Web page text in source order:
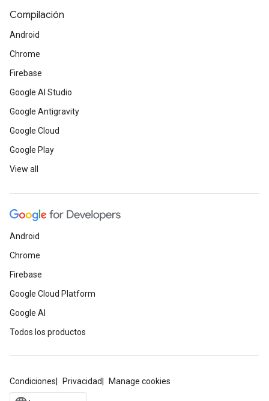
Compilación
Android
Chrome
Firebase
Google AI Studio
Google Antigravity
Google Cloud
Google Play
View all
Android
Chrome
Firebase
Google Cloud Platform
Google AI
Todos los productos
Condiciones Privacidad Manage cookies